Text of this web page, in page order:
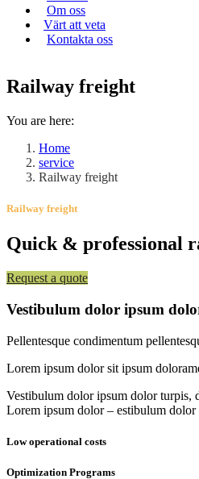
Om oss
Värt att veta
Kontakta oss
Railway freight
You are here:
Home
service
Railway freight
Railway freight
Quick & professional
Request a quote
Vestibulum dolor ipsum
Pellentesque condimentum
Lorem ipsum dolor sit ipsum
Vestibulum dolor ipsum dolor turpis,
Lorem ipsum dolor – estibulum dolor
Low operational costs
Optimization Programs